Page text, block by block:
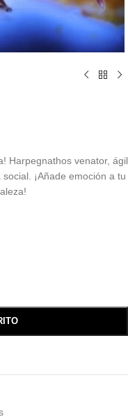
Harpegnathos venator, ágil
¡Añade emoción a tu